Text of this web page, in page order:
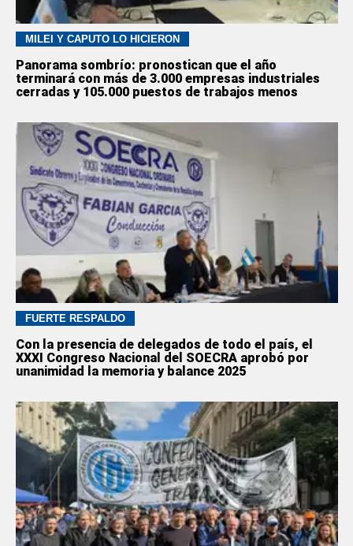
MILEI Y CAPUTO LO HICIERON
Panorama sombrío: pronostican que el año
terminará con más de 3.000 empresas industriales
cerradas y 105.000 puestos de trabajos menos
FUERTE RESPALDO
Con la presencia de delegados de todo el país, el
XXXI Congreso Nacional del SOECRA aprobó por
unanimidad la memoria y balance 2025